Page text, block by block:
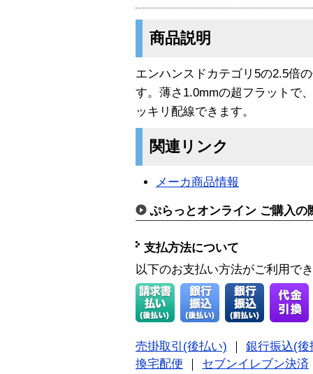
商品説明
エンハンスドカテゴリ5の2.5倍
す。薄さ1.0mmの超フラットで
ッキリ配線できます。
関連リンク
メーカ商品情報
ぷらっとオンライン ご購入の
支払方法について
以下のお支払い方法がご利用で
売掛取引(後払い)
銀行振込(後
換宅配便
セブンイレブン決済